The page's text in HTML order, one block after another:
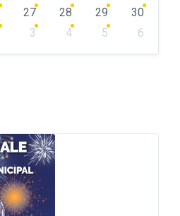
27 28 29
30
3 4 5
6